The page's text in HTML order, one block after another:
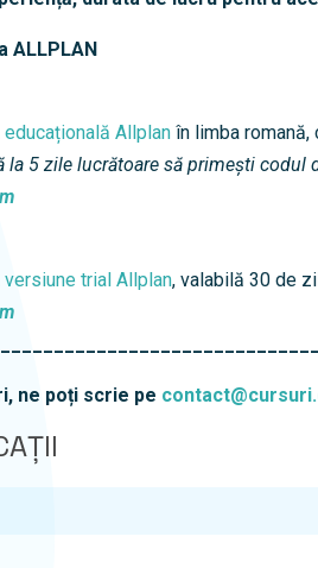
ALLPLAN
educațională Allplan în limba romană,
la 5 zile lucrătoare să primești codul
versiune trial Allplan, valabilă 30 de
ne poți scrie pe